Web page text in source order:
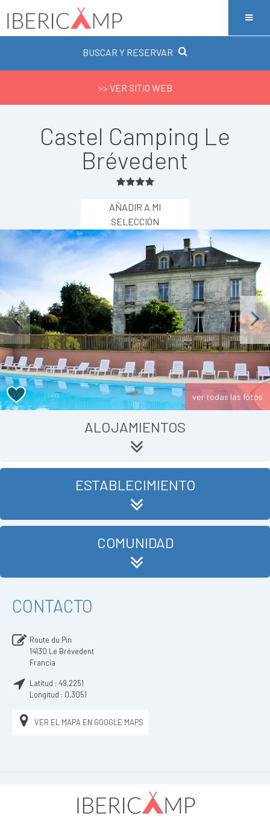
BUSCAR Y RESERVAR
>> VER SITIO WEB
Castel Camping Le
Brévedent
AÑADIR A MI
SELECCIÓN
Next
ver todas las fotos
ALOJAMIENTOS
ESTABLECIMIENTO
COMUNIDAD
CONTACTO
Route du Pin
14130 Le Brévedent
Francia
Latitud : 49,2251
Longitud : 0,3051
VER EL MAPA EN GOOGLE MAPS